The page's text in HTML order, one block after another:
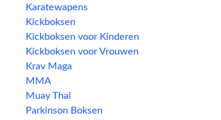
Karatewapens
Kickboksen
Kickboksen voor Kinderen
Kickboksen voor Vrouwen
Krav Maga
MMA
Muay Thai
Parkinson Boksen